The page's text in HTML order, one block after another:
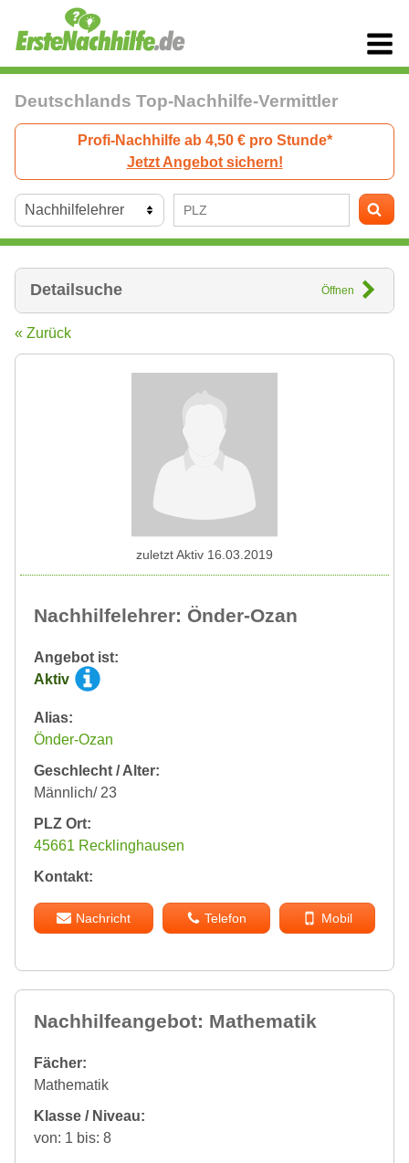
Deutschlands Top-Nachhilfe-Vermittler
Profi-Nachhilfe ab 4,50 € pro Stunde*
Jetzt Angebot sichern!
Detailsuche Öffnen
« Zurück
Nachhilfelehrer: Önder-Ozan
Angebot ist:
Aktiv
Alias:
Önder-Ozan
Geschlecht / Alter:
Männlich/ 23
PLZ Ort:
45661 Recklinghausen
Kontakt:
Nachricht Telefon Mobil
zuletzt Aktiv 16.03.2019
Nachhilfeangebot: Mathematik
Fächer:
Mathematik
Klasse / Niveau:
von: 1 bis: 8